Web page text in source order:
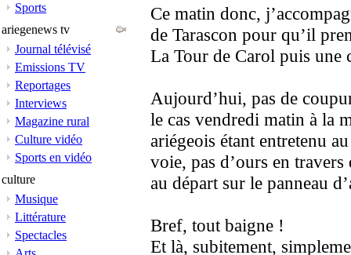
Sports
ariegenews tv
Journal télévisé
Emissions TV
Reportages
Interviews
Magazine rural
Culture vidéo
Sports en vidéo
culture
Musique
Littérature
Spectacles
Ce matin donc,
de Tarascon pour qu’il
La Tour de Carol puis une
Aujourd’hui, pas de
le cas vendredi matin à la
ariégeois étant entretenu
voie, pas d’ours en
au départ sur le panneau
Bref, tout baigne !
Et là, subitement,